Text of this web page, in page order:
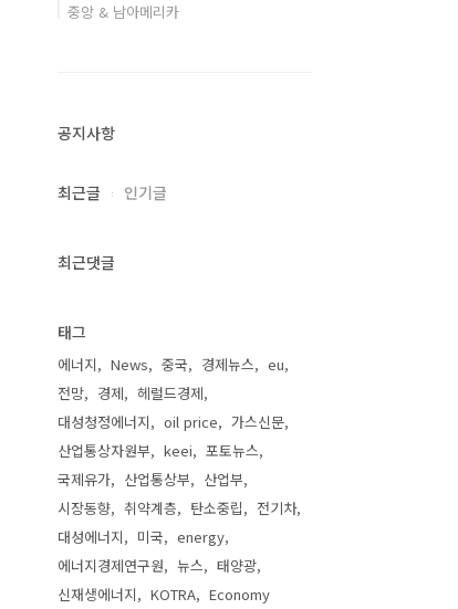
중앙 & 남아메리카
공지사항
최근글 인기글
최근댓글
태그
에너지 News 중국 경제뉴스
eu
전망
경제
헤럴드경제
대성청정에너지
oil price
가스신문
산업통상자원부
keei
포토뉴스
국제유가
산업통상부
산업부
시장동향
취약계층 탄소중립
전기차
대성에너지
미국
energy
에너지경제연구원
뉴스
태양광
신재생에너지
KOTRA Economy